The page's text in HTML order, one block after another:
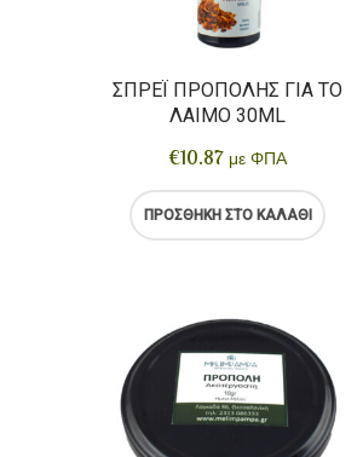
ΣΠΡΈΙ ΠΡΌΠΟΛΗΣ ΓΙΑ ΤΟ
ΛΑΙΜΌ 30ML
€10.87 με ΦΠΑ
ΠΡΟΣΘΉΚΗ ΣΤΟ ΚΑΛΆΘΙ